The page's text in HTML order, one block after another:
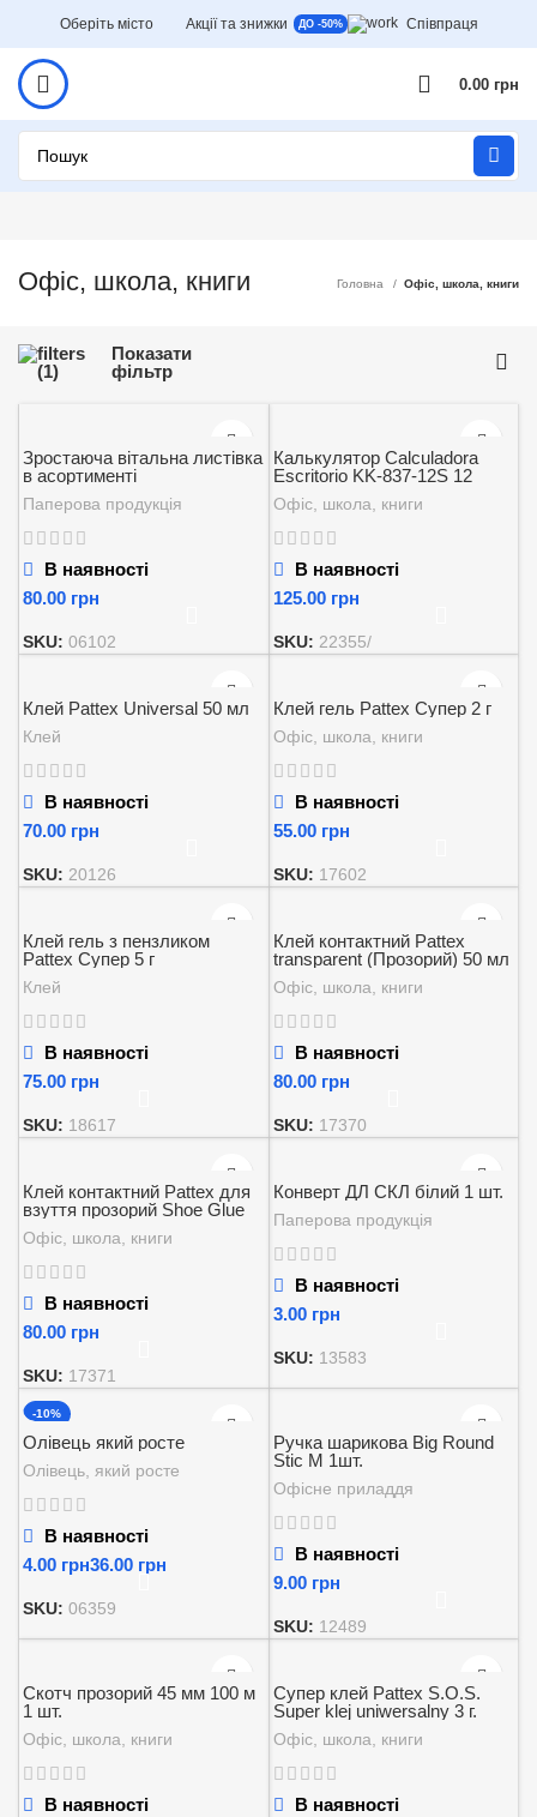
Оберіть місто Акції та знижки ДО -50% Співпраця
0.00 грн
Офіс, школа, книги Головна Офіс, школа, книги
Показати
фільтр
Зростаюча вітальна листівка
в асортименті
Паперова продукція
В наявності
грн
SKU: 06102
Калькулятор Calculadora
Escritorio KK-837-12S 12
Digitos Numerico Tecla Amplia
1 шт.
Офіс, школа, книги
В наявності
грн
SKU: 22355/
Клей Pattex Universal 50 мл
Клей
В наявності
грн
SKU: 20126
Клей гель Pattex Супер 2 г
Офіс, школа, книги
В наявності
грн
SKU: 17602
Клей гель з пензликом
Pattex Супер 5 г
Клей
В наявності
грн
SKU: 18617
Клей контактний Pattex
transparent (Прозорий) 50 мл
Офіс, школа, книги
В наявності
грн
SKU: 17370
Клей контактний Pattex для
взуття прозорий Shoe Glue
50мл
Офіс, школа, книги
В наявності
грн
SKU: 17371
Конверт ДЛ СКЛ білий 1 шт.
Паперова продукція
В наявності
грн
SKU: 13583
-10%
Олівець який росте
Олівець, який росте
В наявності
грн
грн
SKU: 06359
Ручка шарикова Big Round
Stic M 1шт.
Офісне приладдя
В наявності
грн
SKU: 12489
Скотч прозорий 45 мм 100 м
1 шт.
Офіс, школа, книги
В наявності
Супер клей Pattex S.O.S.
Super klej uniwersalny 3 г.
Офіс, школа, книги
В наявності